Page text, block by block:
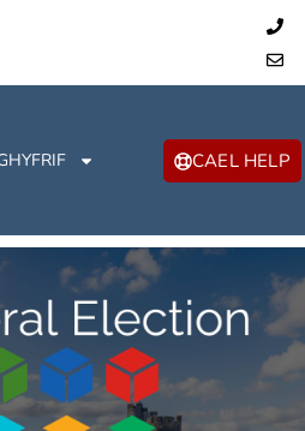
CAEL HELP